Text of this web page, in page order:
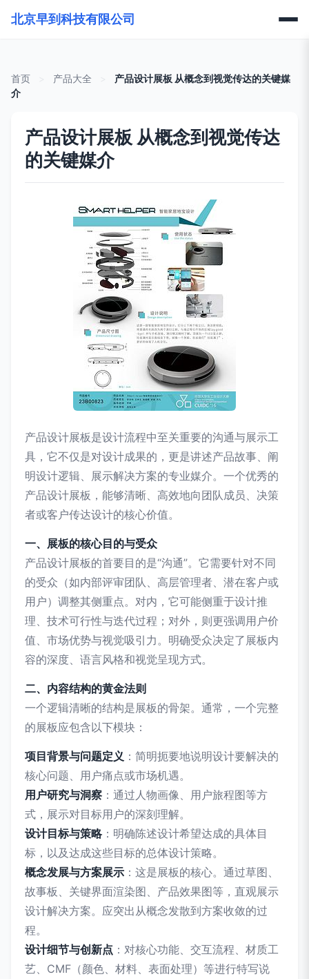
北京早到科技有限公司
首页 产品大全
产品设计展板 从概念到视觉传达的关键媒
介
产品设计展板 从概念到视觉传达
的关键媒介
产品设计展板是设计流程中至关重要的沟通与展示工
具，它不仅是对设计成果的，更是讲述产品故事、阐
明设计逻辑、展示解决方案的专业媒介。一个优秀的
产品设计展板，能够清晰、高效地向团队成员、决策
者或客户传达设计的核心价值。
一、展板的核心目的与受众
产品设计展板的首要目的是“沟通”。它需要针对不同
的受众（如内部评审团队、高层管理者、潜在客户或
用户）调整其侧重点。对内，它可能侧重于设计推
理、技术可行性与迭代过程；对外，则更强调用户价
值、市场优势与视觉吸引力。明确受众决定了展板内
容的深度、语言风格和视觉呈现方式。
二、内容结构的黄金法则
一个逻辑清晰的结构是展板的骨架。通常，一个完整
的展板应包含以下模块：
项目背景与问题定义 ：简明扼要地说明设计要解决的
核心问题、用户痛点或市场机遇。
用户研究与洞察 ：通过人物画像、用户旅程图等方
式，展示对目标用户的深刻理解。
设计目标与策略：明确陈述设计希望达成的具体目
标，以及达成这些目标的总体设计策略。
概念发展与方案展示 ：这是展板的核心。通过草图、
故事板、关键界面渲染图、产品效果图等，直观展示
设计解决方案。应突出从概念发散到方案收敛的过
程。
设计细节与创新点 ：对核心功能、交互流程、材质工
艺、CMF（颜色、材料、表面处理）等进行特写说